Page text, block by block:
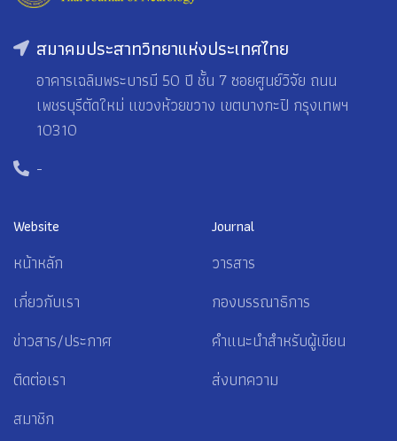
สมาคมประสาทวิทยาแห่งประเทศไทย
อาคารเฉลิมพระบารมี 50 ปี ชั้น 7 ซอยศูนย์วิจัย ถนน
เพชรบุรีตัดใหม่ แขวงห้วยขวาง เขตบางกะปิ กรุงเทพฯ
10310
-
Website
หน้าหลัก
เกี่ยวกับเรา
ข่าวสาร/ประกาศ
ติดต่อเรา
สมาชิก
Journal
วารสาร
กองบรรณาธิการ
คำแนะนำสำหรับผู้เขียน
ส่งบทความ